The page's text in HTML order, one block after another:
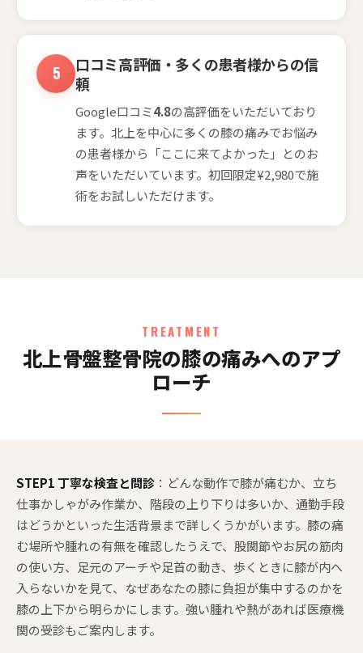
口コミ高評価・多くの患者様からの信
頼
Google口コミ4.8の高評価をいただいており
ます。北上を中心に多くの膝の痛みでお悩み
の患者様から「ここに来てよかった」とのお
声をいただいています。初回限定¥2,980で施
術をお試しいただけます。
TREATMENT
北上骨盤整骨院の膝の痛みへのアプ
ローチ
STEP1 丁寧な検査と問診 ：どんな動作で膝が痛むか、立ち
仕事かしゃがみ作業か、階段の上り下りは多いか、通勤手段
はどうかといった生活背景まで詳しくうかがいます。膝の痛
む場所や腫れの有無を確認したうえで、股関節やお尻の筋肉
の使い方、足元のアーチや足首の動き、歩くときに膝が内へ
入らないかを見て、なぜあなたの膝に負担が集中するのかを
膝の上下から明らかにします。強い腫れや熱があれば医療機
関の受診もご案内します。